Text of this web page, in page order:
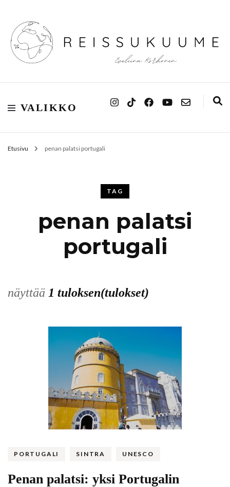
Reissukuume
VALIKKO
Etusivu penan palatsi portugali
TAG
penan palatsi
portugali
näyttää 1 tuloksen(tulokset)
PORTUGALI SINTRA UNESCO
Penan palatsi: yksi Portugalin